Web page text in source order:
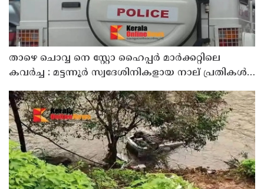
താഴെ ചൊവ്വ നെ സ്റ്റോ ഹൈപ്പർ മാർക്കറ്റിലെ
കവർച്ച : മട്ടന്നൂർ സ്വദേശിനികളായ നാല് പ്രതികൾ